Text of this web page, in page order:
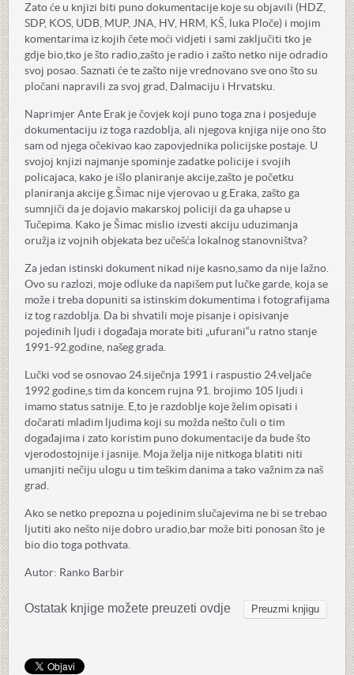
Zato će u knjizi biti puno dokumentacije koje su objavili (HDZ,
SDP, KOS, UDB, MUP, JNA, HV, HRM, KŠ, luka Ploče) i mojim
komentarima iz kojih čete moći vidjeti i sami zaključiti tko je
gdje bio,tko je što radio,zašto je radio i zašto netko nije odradio
svoj posao. Saznati će te zašto nije vrednovano sve ono što su
pločani napravili za svoj grad, Dalmaciju i Hrvatsku.
Naprimjer Ante Erak je čovjek koji puno toga zna i posjeduje
dokumentaciju iz toga razdoblja, ali njegova knjiga nije ono što
sam od njega očekivao kao zapovjednika policijske postaje. U
svojoj knjizi najmanje spominje zadatke policije i svojih
policajaca, kako je išlo planiranje akcije,zašto je početku
planiranja akcije g.Šimac nije vjerovao u g.Eraka, zašto ga
sumnjiči da je dojavio makarskoj policiji da ga uhapse u
Tučepima. Kako je Šimac mislio izvesti akciju uduzimanja
oružja iz vojnih objekata bez učešća lokalnog stanovništva?
Za jedan istinski dokument nikad nije kasno,samo da nije lažno.
Ovo su razlozi, moje odluke da napišem put lučke garde, koja se
može i treba dopuniti sa istinskim dokumentima i fotografijama
iz tog razdoblja. Da bi shvatili moje pisanje i opisivanje
pojedinih ljudi i događaja morate biti „ufurani“u ratno stanje
1991-92.godine, našeg grada.
Lučki vod se osnovao 24.siječnja 1991 i raspustio 24.veljače
1992 godine,s tim da koncem rujna 91. brojimo 105 ljudi i
imamo status satnije. E,to je razdoblje koje želim opisati i
dočarati mladim ljudima koji su možda nešto čuli o tim
događajima i zato koristim puno dokumentacije da bude što
vjerodostojnije i jasnije. Moja želja nije nitkoga blatiti niti
umanjiti nečiju ulogu u tim teškim danima a tako važnim za naš
grad.
Ako se netko prepozna u pojedinim slučajevima ne bi se trebao
ljutiti ako nešto nije dobro uradio,bar može biti ponosan što je
bio dio toga pothvata.
Autor: Ranko Barbir
Ostatak knjige možete preuzeti ovdje Preuzmi knjigu